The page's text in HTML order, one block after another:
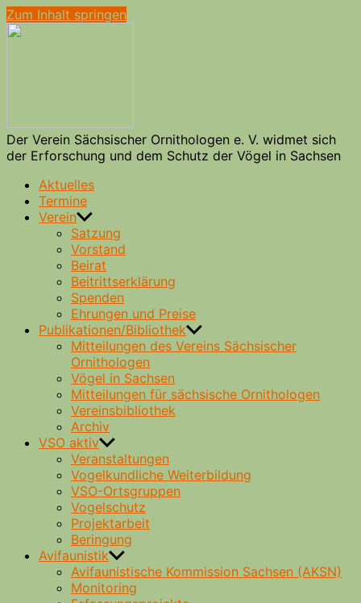
Zum Inhalt springen
Der Verein Sächsischer Ornithologen e. V. widmet sich
der Erforschung und dem Schutz der Vögel in Sachsen
Aktuelles
Termine
Verein
Satzung
Vorstand
Beirat
Beitrittserklärung
Spenden
Ehrungen und Preise
Publikationen/Bibliothek
Mitteilungen des Vereins Sächsischer
Ornithologen
Vögel in Sachsen
Mitteilungen für sächsische Ornithologen
Vereinsbibliothek
Archiv
VSO aktiv
Veranstaltungen
Vogelkundliche Weiterbildung
VSO-Ortsgruppen
Vogelschutz
Projektarbeit
Beringung
Avifaunistik
Avifaunistische Kommission Sachsen (AKSN)
Monitoring